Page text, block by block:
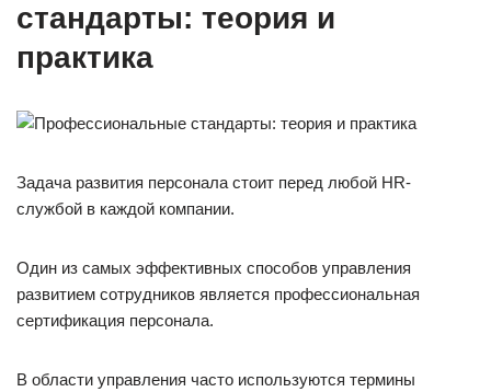
стандарты: теория и
практика
Задача развития персонала стоит перед любой HR-
службой в каждой компании.
Один из самых эффективных способов управления
развитием сотрудников является профессиональная
сертификация персонала.
В области управления часто используются термины